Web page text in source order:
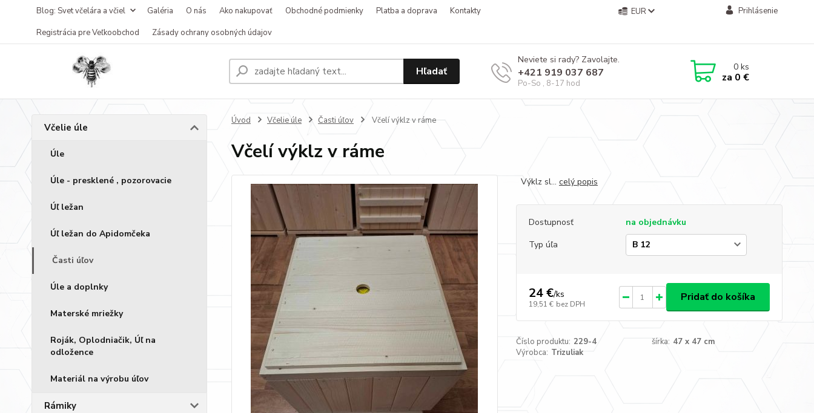
Blog: Svet včelára a včiel Galéria O nás Ako nakupovať Obchodné podmienky Platba a doprava
Kontakty
Registrácia pre Veľkoobchod
Zásady ochrany osobných údajov
EUR Prihlásenie
Hľadať
Neviete si rady? Zavolajte.
+421 919 037 687
Po-So , 8-17 hod
0ks
za 0 €
Včelie úle
Úle
Úle - presklené , pozorovacie
Úľ ležan
Úľ ležan do Apidomčeka
Časti úľov
Úle a doplnky
Materské mriežky
Roják, Oplodniačik, Úľ na
odložence
Materiál na výrobu úľov
Rámiky
Úvod Včelie úle Časti úľov Včelí výklz v ráme
Včelí výklz v ráme
Výklz sl... celý popis
Dostupnosť
na objednávku
Typ úľa
24 €/ks
19,51 € bez DPH
Pridať do košíka
Číslo produktu: 229-4 šírka: 47 x 47 cm
Výrobca: Trizuliak